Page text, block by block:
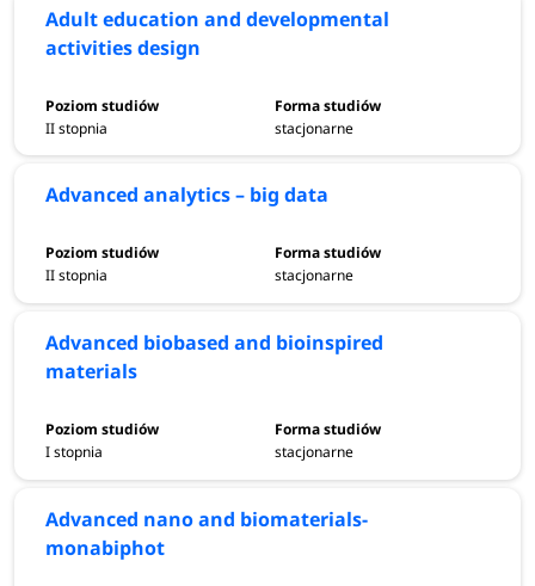
Adult education and developmental
activities design
II stopnia stacjonarne
Advanced analytics – big data
II stopnia stacjonarne
Advanced biobased and bioinspired
materials
I stopnia stacjonarne
Advanced nano and biomaterials-
monabiphot